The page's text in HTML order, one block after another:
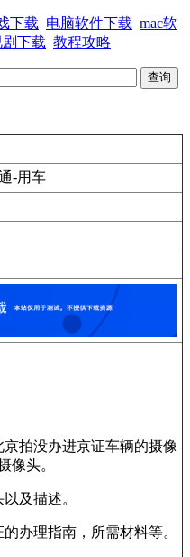
下载 电脑软件下载 mac软
剧下载 教程攻略
-用车
拍没办进京证车辆的摄像
像头。
及描述。
办理指南，所需材料等。